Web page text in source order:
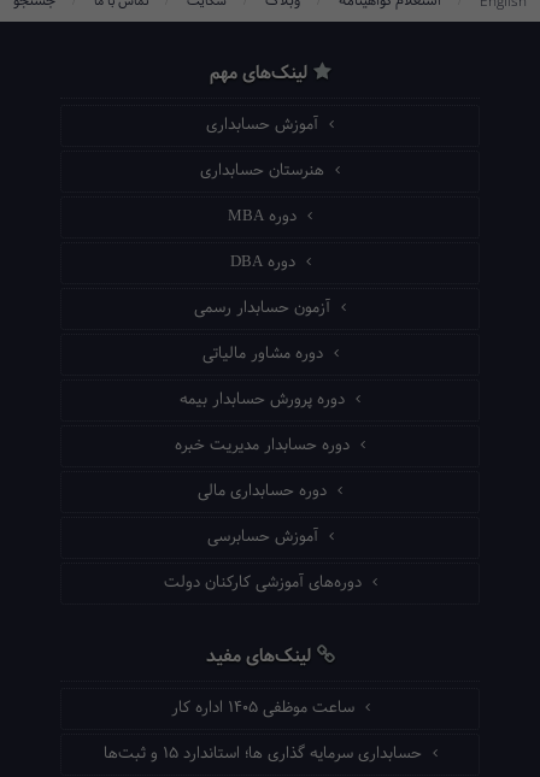
لینک‌های مهم
آموزش حسابداری
هنرستان حسابداری
دوره MBA
دوره DBA
آزمون حسابدار رسمی
دوره مشاور مالیاتی
دوره پرورش حسابدار بیمه
دوره حسابدار مدیریت خبره
دوره حسابداری مالی
آموزش حسابرسی
دوره‌های آموزشی کارکنان دولت
لینک‌های مفید
ساعت موظفی ۱۴۰۵ اداره کار
حسابداری سرمایه گذاری ها؛ استاندارد ۱۵ و ثبت‌ها